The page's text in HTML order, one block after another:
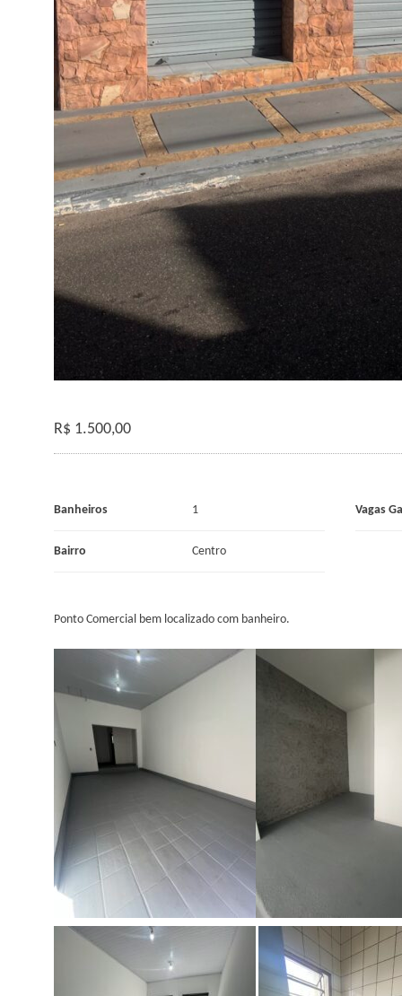
R$ 1.500,00
Banheiros 1 Vagas
Bairro Centro
Ponto Comercial bem localizado com banheiro.